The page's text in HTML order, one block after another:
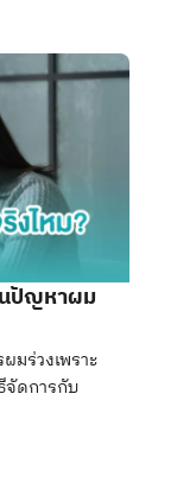
ปัญหาผม
มร่วงเพราะ
จัดการกับ